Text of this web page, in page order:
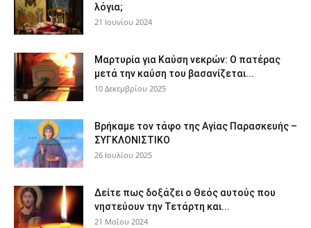
λόγια;
21 Ιουνίου 2024
Μαρτυρία για Καύση νεκρών: Ο πατέρας
μετά την καύση του βασανίζεται...
10 Δεκεμβρίου 2025
Βρήκαμε τον τάφο της Αγίας Παρασκευής –
ΣΥΓΚΛΟΝΙΣΤΙΚΟ
26 Ιουλίου 2025
Δείτε πως δοξάζει ο Θεός αυτούς που
νηστεύουν την Τετάρτη και...
21 Μαΐου 2024